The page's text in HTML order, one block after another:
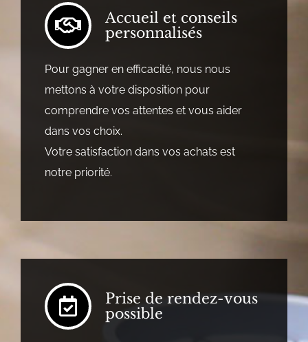
Accueil et conseils
personnalisés
Pour gagner en efficacité, nous nous
mettons à votre disposition pour
comprendre vos attentes et vous aider
dans vos choix.
Votre satisfaction dans vos achats est
notre priorité.
Prise de rendez-vous
possible